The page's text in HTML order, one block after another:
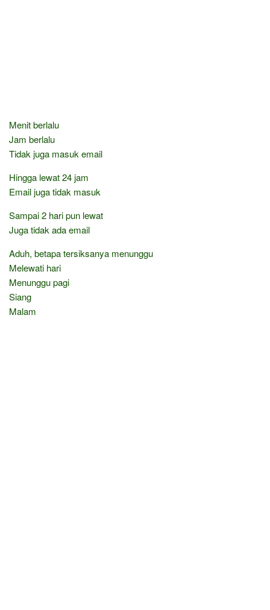
Menit berlalu
Jam berlalu
Tidak juga masuk email
Hingga lewat 24 jam
Email juga tidak masuk
Sampai 2 hari pun lewat
Juga tidak ada email
Aduh, betapa tersiksanya menunggu
Melewati hari
Menunggu pagi
Siang
Malam